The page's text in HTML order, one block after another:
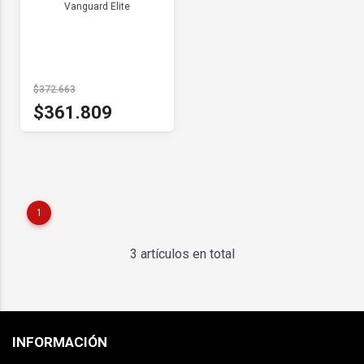
Vanguard Elite
$372.663
$361.809
1
3 artículos en total
INFORMACIÓN